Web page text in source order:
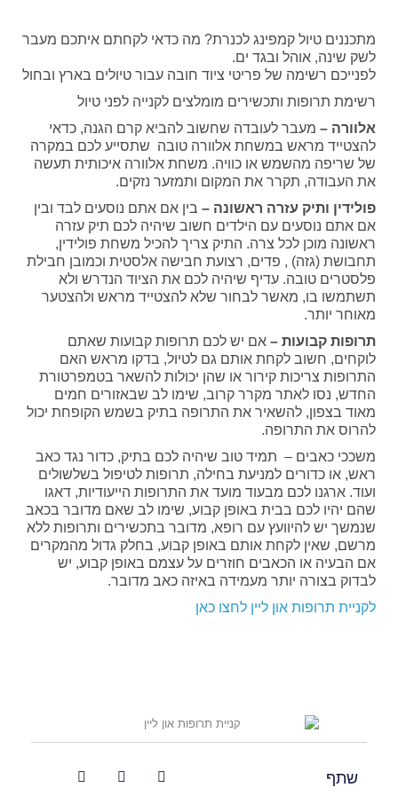
מתכננים טיול קמפינג לכנרת? מה כדאי לקחתם איתכם מעבר
לשק שינה, אוהל ובגד ים.
לפנייכם רשימה של פריטי ציוד חובה עבור טיולים בארץ ובחול
רשימת תרופות ותכשירים מומלצים לקנייה לפני טיול
אלוורה – מעבר לעובדה שחשוב להביא קרם הגנה, כדאי
להצטייד מראש במשחת אלוורה טובה שתסייע לכם במקרה
של שריפה מהשמש או כוויה. משחת אלוורה איכותית תעשה
את העבודה, תקרר את המקום ותמזער נזקים.
פולידין ותיק עזרה ראשונה – בין אם אתם נוסעים לבד ובין
אם אתם נוסעים עם הילדים חשוב שיהיה לכם תיק עזרה
ראשונה מוכן לכל צרה. התיק צריך להכיל משחת פולידין,
תחבושת (גזה) , פדים, רצועת חבישה אלסטית וכמובן חבילת
פלסטרים טובה. עדיף שיהיה לכם את הציוד הנדרש ולא
תשתמשו בו, מאשר לבחור שלא להצטייד מראש ולהצטער
מאוחר יותר.
תרופות קבועות – אם יש לכם תרופות קבועות שאתם
לוקחים, חשוב לקחת אותם גם לטיול, בדקו מראש האם
התרופות צריכות קירור או שהן יכולות להשאר בטמפרטורת
החדש, נסו לאתר מקרר קרוב, שימו לב שבאזורים חמים
מאוד בצפון, להשאיר את התרופה בתיק בשמש הקופחת יכול
להרוס את התרופה.
משככי כאבים – תמיד טוב שיהיה לכם בתיק, כדור נגד כאב
ראש, או כדורים למניעת בחילה, תרופות לטיפול בשלשולים
ועוד. ארגנו לכם מבעוד מועד את התרופות הייעודיות, דאגו
שהם יהיו לכם בבית באופן קבוע, שימו לב שאם מדובר בכאב
שנמשך יש להיוועץ עם רופא, מדובר בתכשירים ותרופות ללא
מרשם, שאין לקחת אותם באופן קבוע, בחלק גדול מהמקרים
אם הבעיה או הכאבים חוזרים על עצמם באופן קבוע, יש
לבדוק בצורה יותר מעמידה באיזה כאב מדובר.
לקניית תרופות און ליין לחצו כאן
שתף